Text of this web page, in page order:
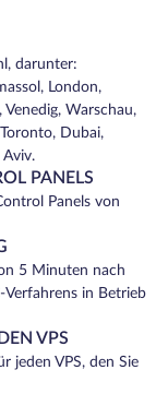
darunter:
London,
Venedig, Warschau,
Dubai,
Aviv.
PANELS
Panels von
5 Minuten nach
Verfahrens in Betrieb
VPS
jeden VPS, den Sie